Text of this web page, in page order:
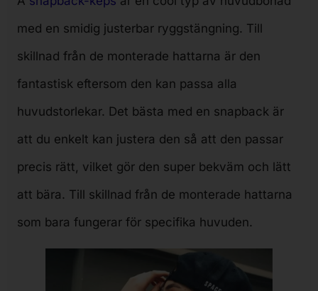
med en smidig justerbar ryggstängning. Till
skillnad från de monterade hattarna är den
fantastisk eftersom den kan passa alla
huvudstorlekar. Det bästa med en snapback är
att du enkelt kan justera den så att den passar
precis rätt, vilket gör den super bekväm och lätt
att bära. Till skillnad från de monterade hattarna
som bara fungerar för specifika huvuden.